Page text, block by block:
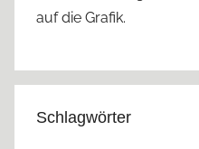
auf die Grafik.
Schlagwörter